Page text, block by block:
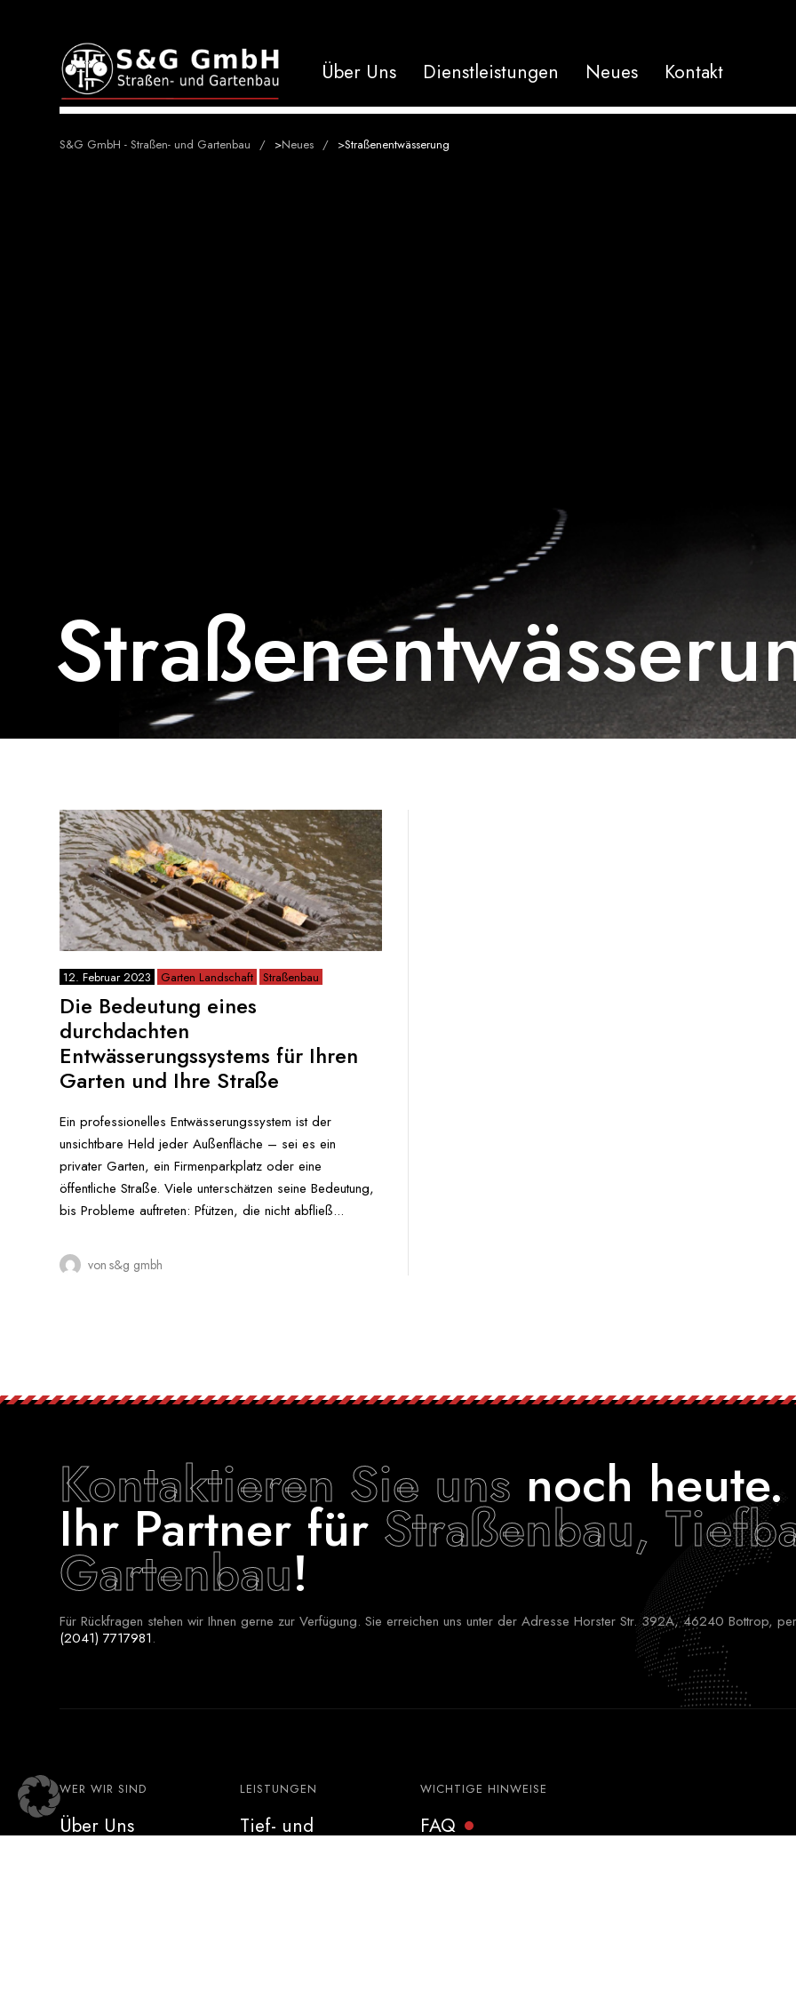
Über Uns Dienstleistungen Neues Kontakt
S&G GmbH - Straßen- und Gartenbau >Neues >Straßenentwässerung
12. Februar 2023 Garten Landschaft Straßenbau
Die Bedeutung eines
durchdachten
Entwässerungssystems für Ihren
Garten und Ihre Straße
Ein professionelles Entwässerungssystem ist der
unsichtbare Held jeder Außenfläche – sei es ein
privater Garten, ein Firmenparkplatz oder eine
öffentliche Straße. Viele unterschätzen seine Bedeutung,
bis Probleme auftreten: Pfützen, die nicht abfließ...
von s&g gmbh
Kontaktieren Sie uns noch heute.
Ihr Partner für Straßenbau,
Gartenbau!
Für Rückfragen stehen wir Ihnen gerne zur Verfügung. Sie erreichen uns unter der Adresse Horster Str. 392A, 46240 Bottrop,
(2041) 7717981.
WER WIR SIND
Über Uns
LEISTUNGEN
Tief- und
WICHTIGE HINWEISE
FAQ